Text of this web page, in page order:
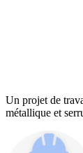
Un projet de
métallique et